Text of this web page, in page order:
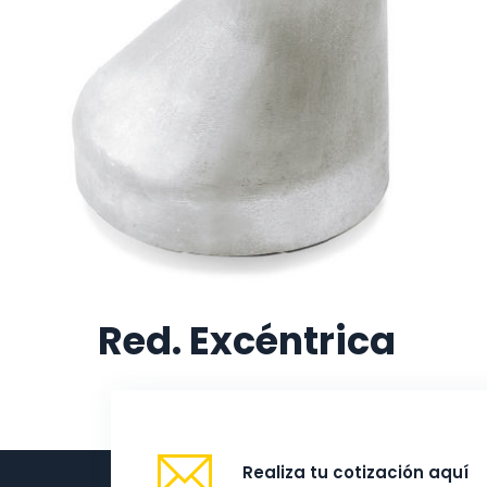
Red. Excéntrica
Realiza tu cotización aquí